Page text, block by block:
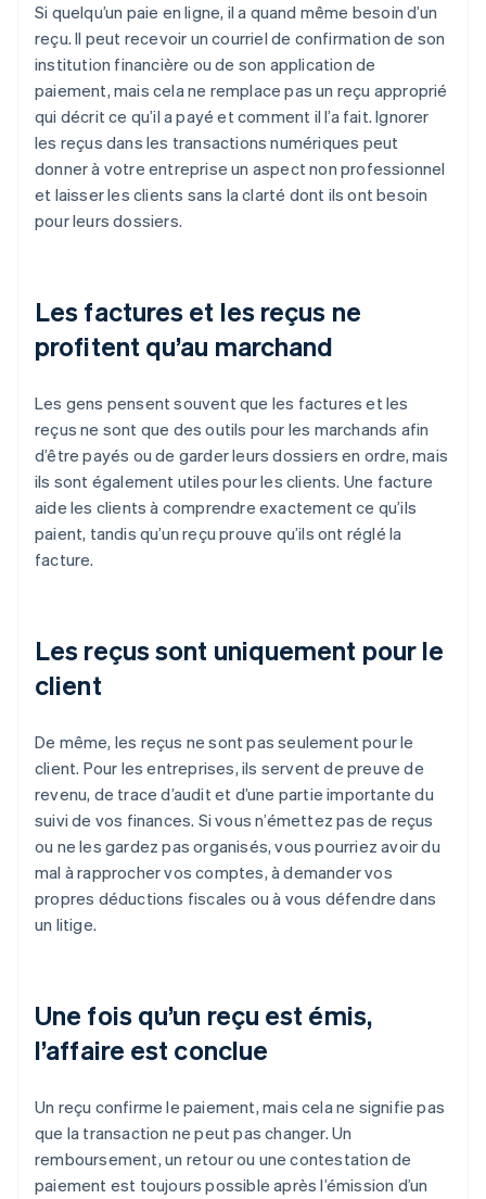
Si quelqu’un paie en ligne, il a quand même besoin d’un
reçu. Il peut recevoir un courriel de confirmation de son
institution financière ou de son application de
paiement, mais cela ne remplace pas un reçu approprié
qui décrit ce qu’il a payé et comment il l’a fait. Ignorer
les reçus dans les transactions numériques peut
donner à votre entreprise un aspect non professionnel
et laisser les clients sans la clarté dont ils ont besoin
pour leurs dossiers.
Les factures et les reçus ne
profitent qu’au marchand
Les gens pensent souvent que les factures et les
reçus ne sont que des outils pour les marchands afin
d’être payés ou de garder leurs dossiers en ordre, mais
ils sont également utiles pour les clients. Une facture
aide les clients à comprendre exactement ce qu’ils
paient, tandis qu’un reçu prouve qu’ils ont réglé la
facture.
Les reçus sont uniquement pour le
client
De même, les reçus ne sont pas seulement pour le
client. Pour les entreprises, ils servent de preuve de
revenu, de trace d’audit et d’une partie importante du
suivi de vos finances. Si vous n’émettez pas de reçus
ou ne les gardez pas organisés, vous pourriez avoir du
mal à rapprocher vos comptes, à demander vos
propres déductions fiscales ou à vous défendre dans
un litige.
Une fois qu’un reçu est émis,
l’affaire est conclue
Un reçu confirme le paiement, mais cela ne signifie pas
que la transaction ne peut pas changer. Un
remboursement, un retour ou une contestation de
paiement est toujours possible après l’émission d’un